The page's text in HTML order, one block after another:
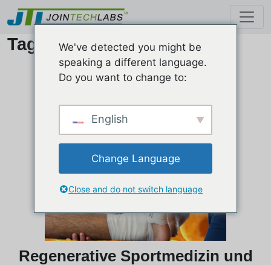
Tag: Sportmedizin
Regenerative Sportmedizin und
We've detected you might be
speaking a different language.
Do you want to change to:
English
Change Language
Close and do not switch language